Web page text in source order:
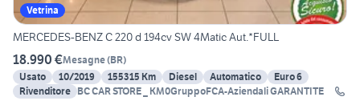
Vetrina
MERCEDES-BENZ C 220 d 194cv SW 4Matic Aut.*FULL
18.990 €Mesagne(BR)
Usato
10/2019 155315 Km Diesel Automatico
Euro 6
Rivenditore BC CAR STORE _ KM0GruppoFCA-Aziendali GARANTITE